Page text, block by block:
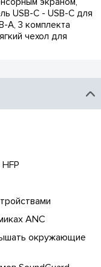
USB-C - USB-C для
A, 3 комплекта
чехол для
ANC
окружающие